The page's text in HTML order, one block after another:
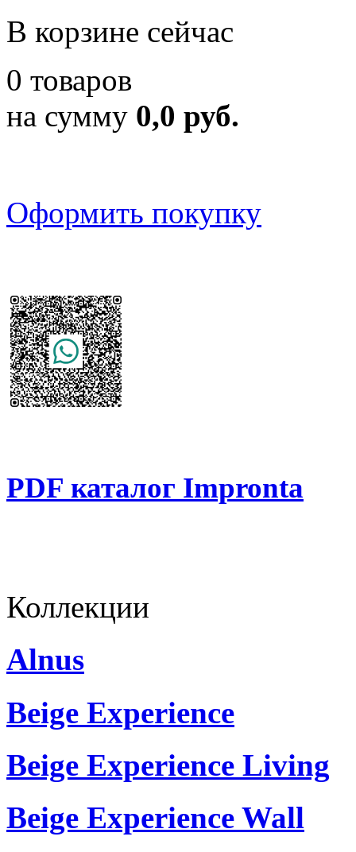
В корзине сейчас
0 товаров
на сумму 0,0 руб.
Оформить покупку
PDF каталог Impronta
Коллекции
Alnus
Beige Experience
Beige Experience Living
Beige Experience Wall